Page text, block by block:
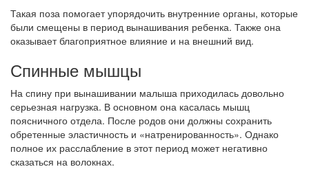
Такая поза помогает упорядочить внутренние органы, которые
были смещены в период вынашивания ребенка. Также она
оказывает благоприятное влияние и на внешний вид.
Спинные мышцы
На спину при вынашивании малыша приходилась довольно
серьезная нагрузка. В основном она касалась мышц
поясничного отдела. После родов они должны сохранить
обретенные эластичность и «натренированность». Однако
полное их расслабление в этот период может негативно
сказаться на волокнах.